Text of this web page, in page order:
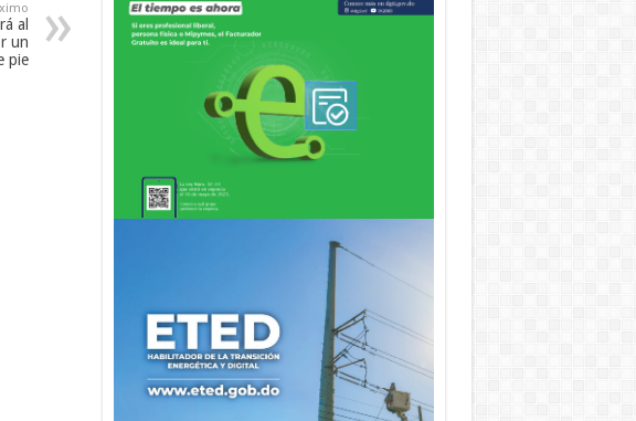
al
un
pie